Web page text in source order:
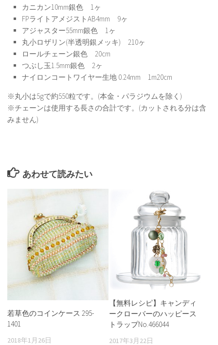
カニカン10mm銀色 1ヶ
FPライトアメジストAB4mm 9ヶ
アジャスター55mm銀色 1ヶ
丸小ロザリン(半透明銀メッキ) 210ヶ
ロールチェーン銀色 20cm
つぶし玉1.5mm銀色 2ヶ
ナイロンコートワイヤー生地 0.24mm 1m20cm
※丸小は5gで約550粒です。(本金・パラジウムを除く)
※チェーンは使用する長さの合計です。(カットされる分は含
みません)
あわせて読みたい
若草色のコインケース 295-
1401
2018年1月26日
【無料レシピ】キャンディ
ークローバーのハッピース
トラップNo.466044
2017年3月22日